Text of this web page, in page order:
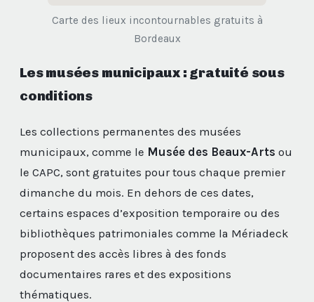
Carte des lieux incontournables gratuits à
Bordeaux
Les musées municipaux : gratuité sous
conditions
Les collections permanentes des musées
municipaux, comme le Musée des Beaux-Arts ou
le CAPC, sont gratuites pour tous chaque premier
dimanche du mois. En dehors de ces dates,
certains espaces d’exposition temporaire ou des
bibliothèques patrimoniales comme la Mériadeck
proposent des accès libres à des fonds
documentaires rares et des expositions
thématiques.